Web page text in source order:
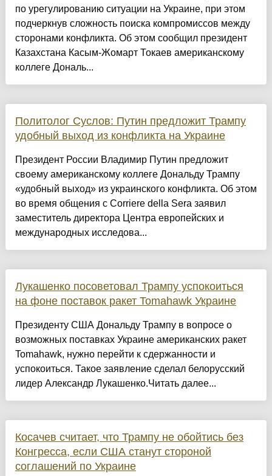
по урегулированию ситуации на Украине, при этом
подчеркнув сложность поиска компромиссов между
сторонами конфликта. Об этом сообщил президент
Казахстана Касым-Жомарт Токаев американскому
коллеге Дональ...
Политолог Суслов: Путин предложит Трампу
удобный выход из конфликта на Украине
Президент России Владимир Путин предложит
своему американскому коллеге Дональду Трампу
«удобный выход» из украинского конфликта. Об этом
во время общения с Corriere della Sera заявил
заместитель директора Центра европейских и
международных исследова...
Лукашенко посоветовал Трампу успокоиться
на фоне поставок ракет Tomahawk Украине
Президенту США Дональду Трампу в вопросе о
возможных поставках Украине американских ракет
Tomahawk, нужно перейти к сдержанности и
успокоиться. Такое заявление сделал белорусский
лидер Александр Лукашенко.Читать далее...
Косачев считает, что Трампу не обойтись без
Конгресса, если США станут стороной
соглашений по Украине